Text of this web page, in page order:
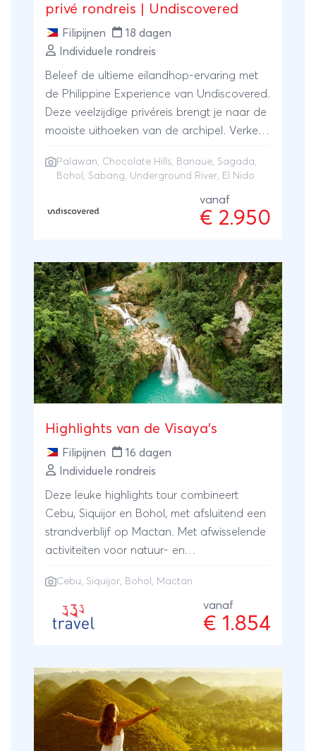
privé rondreis | Undiscovered
Filipijnen
18 dagen
Individuele rondreis
Beleef de ultieme eilandhop-ervaring met
de Philippine Experience van Undiscovered.
Deze veelzijdige privéreis brengt je naar de
mooiste uithoeken van de archipel. Verken
Banaue en Sagada, bewonder de
het bijzondere spookdiertje. Natuurlijk
ontbreekt het paradijselijke Palawan niet:
kalksteenrotsen van El Nido. Een perfecte
mix van avontuurlijke jungle, eeuwenoude
cultuur en de meest witte stranden ter
wereld. Een droomreis door een tropisch
paradijs!
Palawan, Chocolate Hills, Banaue, Sagada,
Bohol, Sabang, Underground River, El Nido
vanaf
€ 2.950
Highlights van de Visaya's
Filipijnen
16 dagen
Individuele rondreis
Deze leuke highlights tour combineert
Cebu, Siquijor en Bohol, met afsluitend een
strandverblijf op Mactan. Met afwisselende
activiteiten voor natuur- en
Cebu, Siquijor, Bohol, Mactan
vanaf
€ 1.854